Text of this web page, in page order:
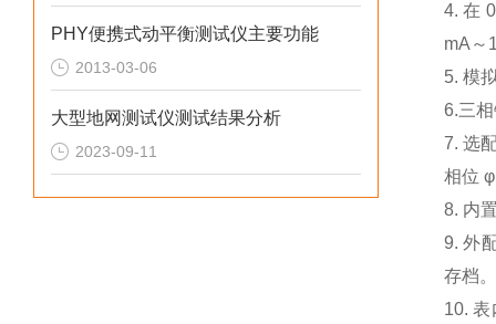
PHY便携式动平衡测试仪主要功能
2013-03-06
大型地网测试仪测试结果分析
2023-09-11
4. 在
mA～
5. 模
6.三
7. 选
相位
8. 内
9. 外
存档。
10.